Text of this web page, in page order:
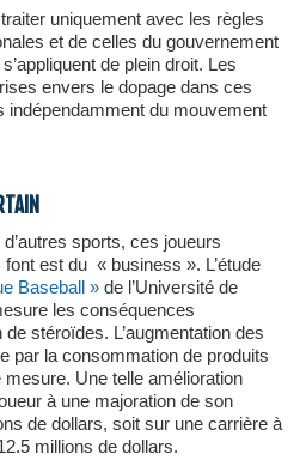
et de celles du gouvernement
de plein droit. Les
envers le dopage dans ces
indépendamment du mouvement
est du « business ». L’étude
Baseball » de l’Université de
les conséquences
stéroïdes. L’augmentation des
par la consommation de produits
Une telle amélioration
à une majoration de son
de dollars, soit sur une carrière à
millions de dollars.